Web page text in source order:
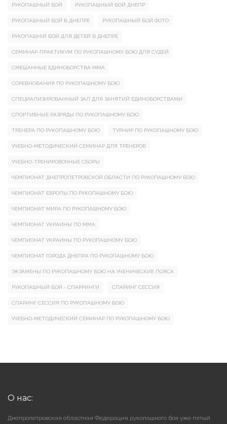
РУКОПАШНЫЙ БОЙ РУКОПАШНЫЙ БОЙ ДНЕПР
РУКОПАШНЫЙ БОЙ В ДНЕПРЕ РУКОПАШНЫЙ БОЙ ФОТО
РУКОПАШНІЙ БОЙ ДЛЯ ДЕТЕЙ В ДНЕПРЕ
СЕМИНАР-ПРАКТИКУМ ПО РУКОПАШНОМУ БОЮ ДЛЯ СУДЕЙ
СМЕШАННЫЕ ЕДИНОБОРСТВА ММА
СОРЕВНОВАНИЯ ПО РУКОПАШНОМУ БОЮ
СПЕЦИАЛИЗИРОВАННЫЙ ЗАЛ ДЛЯ ЗАНЯТИЙ ЕДИНОБОРСТВАМИ
СПОРТИВНЫЕ РАЗРЯДЫ ПО РУКОПАШНОМУ БОЮ
ТРЕНЕРА ПО РУКОПАШНОМУ БОЮ ТУРНИР ПО РУКОПАШНОМУ БОЮ
УЧЕБНО-МЕТОДИЧЕСКИЙ СЕМИНАР ДЛЯ ТРЕНЕРОВ
УЧЕБНО-ТРЕНИРОВОЧНЫЕ СБОРЫ
ЧЕМПИОНАТ ДНЕПРОПЕТРОВСКОЙ ОБЛАСТИ ПО РУКОПАШНОМУ БОЮ
ЧЕМПИОНАТ ЕВРОПЫ ПО РУКОПАШНОМУ БОЮ
ЧЕМПИОНАТ МИРА ПО РУКОПАШНОМУ БОЮ
ЧЕМПИОНАТ УКРАИНЫ ПО ММА
ЧЕМПИОНАТ УКРАИНЫ ПО РУКОПАШНОМУ БОЮ
ЧЕМПИОНАТ ГОРОДА ДНЕПРА ПО РУКОПАШНОМУ БОЮ
ЭКЗАМЕНЫ ПО РУКОПАШНОМУ БОЮ НА УЧЕНИЧЕСКИЕ ПОЯСА
РУКОПАШНЫЙ БОЙ - СПАРРИНГИ СПАРИНГ СЕССИЯ
СПАРИНГ СЕССИЯ ПО РУКОПАШНОМУ БОЮ
УЧЕБНО-МЕТОДИЧЕСКИЙ СЕМИНАР ПО РУКОПАШНОМУ БОЮ
О нас:
Днепропетровская областная Федерация рукопашного боя уже пятый